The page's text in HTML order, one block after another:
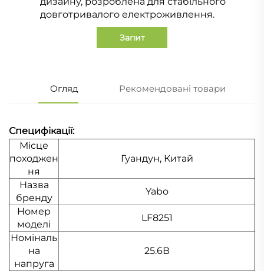
довготривалого електроживлення.
Запит
Огляд Рекомендовані товари
Специфікації:
Місце
походжен
ня
Гуандун, Китай
Назва
бренду
Yabo
Номер
моделі
LF8251
Номіналь
на
напруга
25.6В